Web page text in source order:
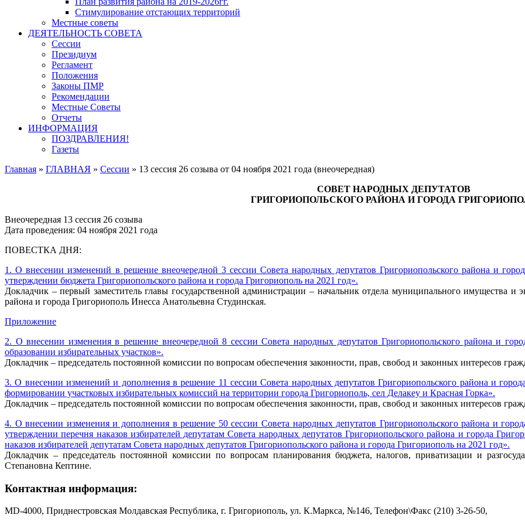
Стимулирование отстающих территорий
Местные советы
ДЕЯТЕЛЬНОСТЬ СОВЕТА
Сессии
Президиум
Регламент
Положения
Законы ПМР
Рекомендации
Местные Советы
Отчеты
ИНФОРМАЦИЯ
ПОЗДРАВЛЕНИЯ!
Газеты
Главная » ГЛАВНАЯ » Сессии » 13 сессия 26 созыва от 04 ноября 2021 года (внеочередная)
СОВЕТ НАРОДНЫХ ДЕПУТАТОВ
ГРИГОРИОПОЛЬСКОГО РАЙОНА И ГОРОДА
Внеочередная 13 сессия 26 созыва
Дата проведения: 04 ноября 2021 года
ПОВЕСТКА ДНЯ:
1. О внесении изменений в решение внеочередной 3 сессии Совета народных депутатов Григориопольского района и
утверждении бюджета Григориопольского района и города Григориополь на 2021 год».
Докладчик – первый заместитель главы государственной администрации – начальник отдела муниципального имущества и
района и города Григориополь Инесса Анатольевна Студинская.
Приложение
2. О внесении изменения в решение внеочередной 8 сессии Совета народных депутатов Григориопольского района и
образовании избирательных участков».
Докладчик – председатель постоянной комиссии по вопросам обеспечения законности, прав, свобод и законных интересов
3. О внесении изменений и дополнения в решение 11 сессии Совета народных депутатов Григориопольского района и
формировании участковых избирательных комиссий на территории города Григориополь, сел Делакеу и Красная Горка».
Докладчик – председатель постоянной комиссии по вопросам обеспечения законности, прав, свобод и законных интересов
4. О внесении изменения и дополнения в решение 50 сессии Совета народных депутатов Григориопольского района и
утверждении перечня наказов избирателей депутатам Совета народных депутатов Григориопольского района и города
наказов избирателей депутатам Совета народных депутатов Григориопольского района и города Григориополь на 2021 год».
Докладчик – председатель постоянной комиссии по вопросам планирования бюджета, налогов, приватизации и
Степановна Кептине.
Контактная информация:
MD-4000, Приднестровская Молдавская Республика, г. Григориополь, ул. К.Маркса, №146, Телефон\Факс (210) 3-26-50,